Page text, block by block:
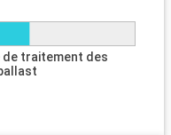
de traitement des